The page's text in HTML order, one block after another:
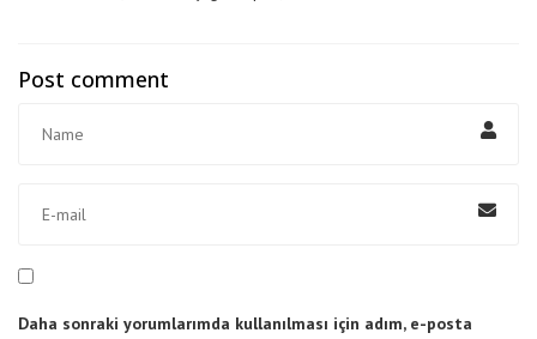
Post comment
Daha sonraki yorumlarımda kullanılması için adım, e-posta